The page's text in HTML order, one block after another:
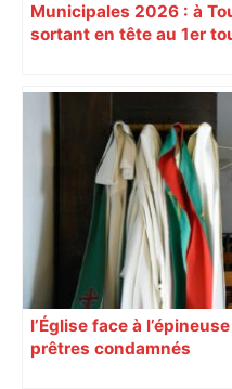
Municipales 2026 : à
sortant en tête au 1er
l’Église face à
prêtres condamnés